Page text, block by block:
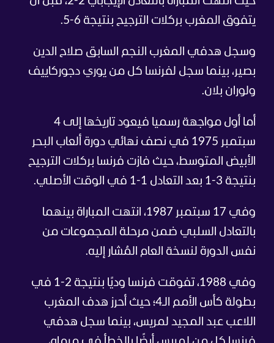
يتفوق المغرب بركلات الترجيح بنتيجة 6-5.
وسجل هدفي المغرب النجم السابق صلاح الدين
بصير، بينما سجل لفرنسا كل من يوري دجوركاييف
ولوران بلان.
أما أول مواجهة رسميا فيعود تاريخها إلى 4
سبتمبر 1975 في نصف نهائي دورة ألعاب البحر
الأبيض المتوسط، حيث فازت فرنسا بركلات الترجيح
بنتيجة 3-1 بعد التعادل 1-1 في الوقت الأصلي.
وفي 17 سبتمبر 1987، انتهت المباراة بينهما
بالتعادل السلبي ضمن مرحلة المجموعات من
نفس الدورة لنسخة العام المُشار إليه.
وفي 1988، تفوقت فرنسا وديًا بنتيجة 2-1 في
بطولة كأس الأمم الـ4؛ حيث أحرز هدف المغرب
اللاعب عبد المجيد لمريس، بينما سجل هدفي